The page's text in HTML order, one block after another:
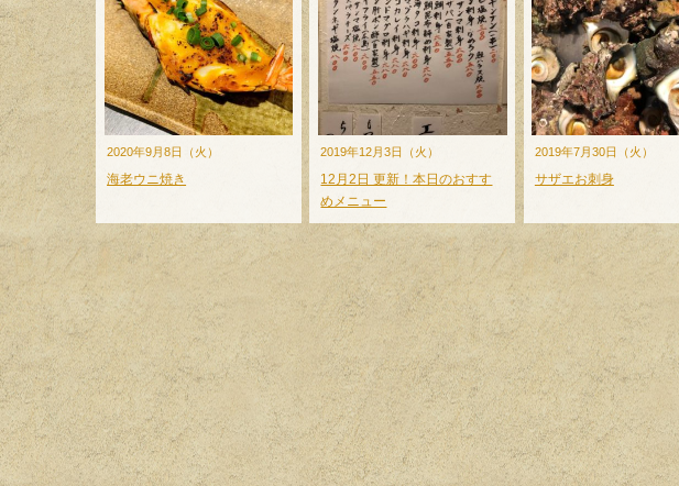
2020年9月8日（火）
海老ウニ焼き
2019年12月3日（火）
12月2日 更新！本日のおすす
めメニュー
2019年7月30日（火）
サザエお刺身